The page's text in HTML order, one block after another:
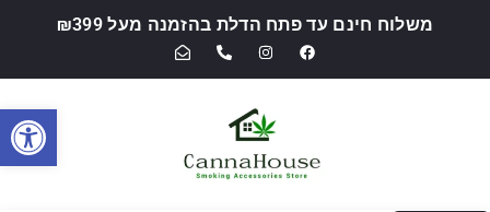
משלוח חינם עד פתח הדלת בהזמנה מעל ₪399
פתח